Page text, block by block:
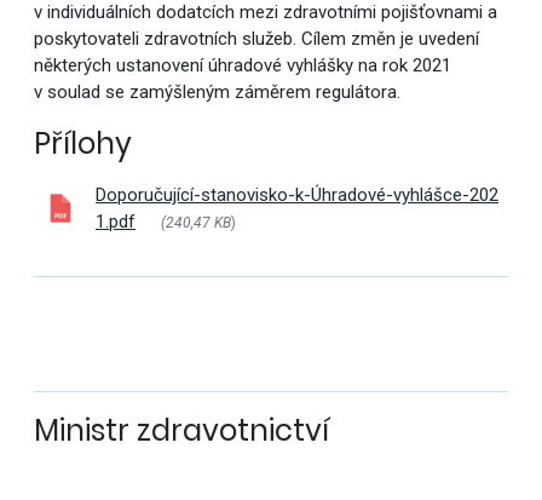
v individuálních dodatcích mezi zdravotními pojišťovnami a
poskytovateli zdravotních služeb. Cílem změn je uvedení
některých ustanovení úhradové vyhlášky na rok 2021
v soulad se zamýšleným záměrem regulátora.
Přílohy
Doporučující-stanovisko-k-Úhradové-vyhlášce-202
1.pdf
(240,47 KB)
Ministr zdravotnictví